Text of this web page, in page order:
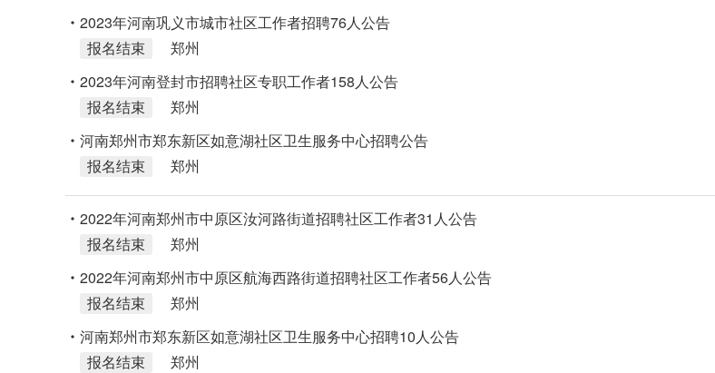
2023年河南巩义市城市社区工作者招聘76人公告
报名结束
郑州
2023年河南登封市招聘社区专职工作者158人公告
报名结束
郑州
河南郑州市郑东新区如意湖社区卫生服务中心招聘公告
报名结束
郑州
2022年河南郑州市中原区汝河路街道招聘社区工作者31人公告
报名结束
郑州
2022年河南郑州市中原区航海西路街道招聘社区工作者56人公告
报名结束
郑州
河南郑州市郑东新区如意湖社区卫生服务中心招聘10人公告
报名结束
郑州